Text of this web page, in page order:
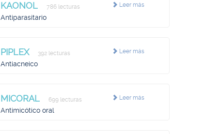
Leer más
KAONOL 786 lecturas
Antiparasitario
Leer más
PIPLEX 392 lecturas
Antiacneico
Leer más
MICORAL 699 lecturas
Antimicótico oral